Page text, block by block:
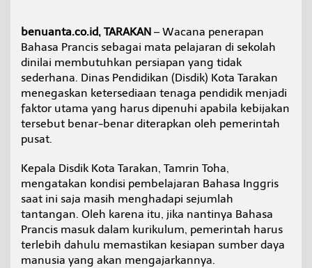
D
i
s
d
k
T
a
a
n
S
o
r
o
t
i
benuanta.co.id, TARAKAN – Wacana penerapan
Bahasa Prancis sebagai mata pelajaran di sekolah
dinilai membutuhkan persiapan yang tidak
sederhana. Dinas Pendidikan (Disdik) Kota Tarakan
menegaskan ketersediaan tenaga pendidik menjadi
faktor utama yang harus dipenuhi apabila kebijakan
tersebut benar-benar diterapkan oleh pemerintah
pusat.
Kepala Disdik Kota Tarakan, Tamrin Toha,
mengatakan kondisi pembelajaran Bahasa Inggris
saat ini saja masih menghadapi sejumlah
tantangan. Oleh karena itu, jika nantinya Bahasa
Prancis masuk dalam kurikulum, pemerintah harus
terlebih dahulu memastikan kesiapan sumber daya
manusia yang akan mengajarkannya.